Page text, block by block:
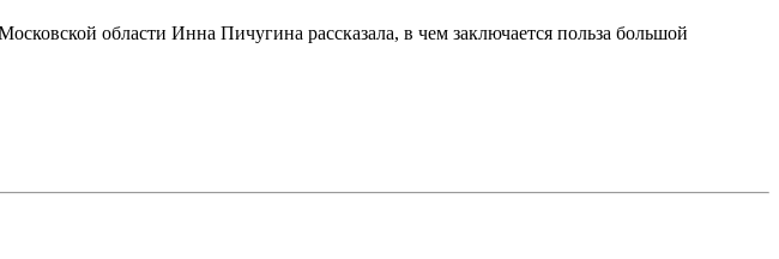
области Инна Пичугина рассказала, в чем заключается польза большой